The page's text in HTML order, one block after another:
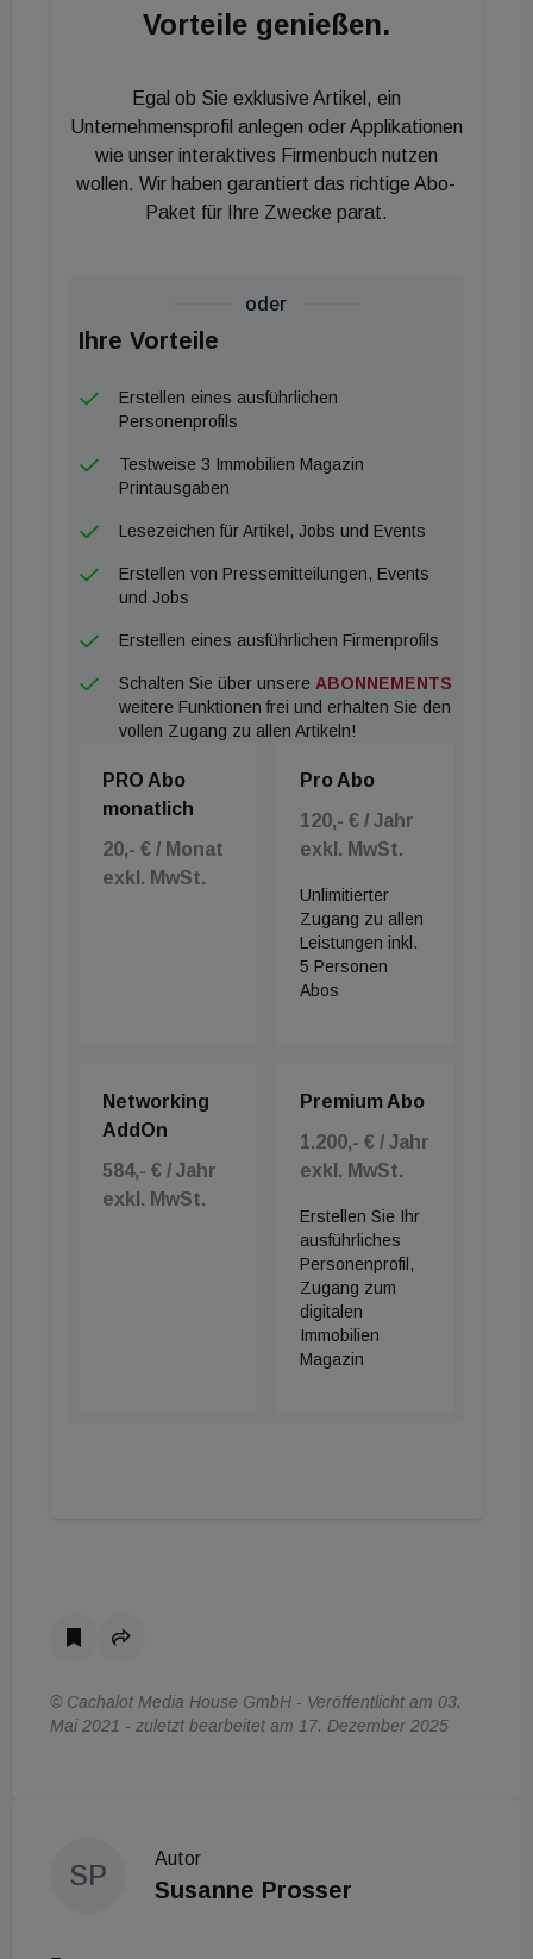
Vorteile genießen.
Egal ob Sie exklusive Artikel, ein
Unternehmensprofil anlegen oder Applikationen
wie unser interaktives Firmenbuch nutzen
wollen. Wir haben garantiert das richtige Abo-
Paket für Ihre Zwecke parat.
oder
Ihre Vorteile
Erstellen eines ausführlichen
Personenprofils
Testweise 3 Immobilien Magazin
Printausgaben
Lesezeichen für Artikel, Jobs und Events
Erstellen von Pressemitteilungen, Events
und Jobs
Erstellen eines ausführlichen Firmenprofils
Schalten Sie über unsere ABONNEMENTS
weitere Funktionen frei und erhalten Sie den
vollen Zugang zu allen Artikeln!
PRO Abo
monatlich
20,- € / Monat
exkl. MwSt.
Pro Abo
120,- € / Jahr
exkl. MwSt.
Unlimitierter
Zugang zu allen
Leistungen inkl.
5 Personen
Abos
Networking
AddOn
584,- € / Jahr
exkl. MwSt.
Premium Abo
1.200,- € / Jahr
exkl. MwSt.
Erstellen Sie Ihr
ausführliches
Personenprofil,
Zugang zum
digitalen
Immobilien
Magazin
© Cachalot Media House GmbH - Veröffentlicht am 03.
Mai 2021 - zuletzt bearbeitet am 17. Dezember 2025
SP
Autor
Susanne Prosser